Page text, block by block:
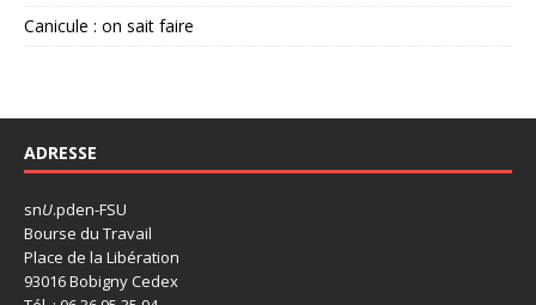
Canicule : on sait faire
ADRESSE
snU.pden-FSU
Bourse du Travail
Place de la Libération
93016 Bobigny Cedex